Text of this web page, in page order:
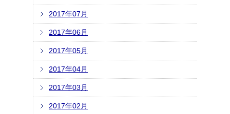
2017年07月
2017年06月
2017年05月
2017年04月
2017年03月
2017年02月